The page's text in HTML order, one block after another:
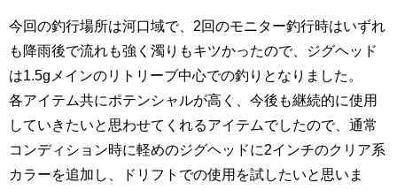
今回の釣行場所は河口域で、2回のモニター釣行時はいずれ
も降雨後で流れも強く濁りもキツかったので、ジグヘッド
は1.5gメインのリトリーブ中心での釣りとなりました。
各アイテム共にポテンシャルが高く、今後も継続的に使用
していきたいと思わせてくれるアイテムでしたので、通常
コンディション時に軽めのジグヘッドに2インチのクリア系
カラーを追加し、ドリフトでの使用を試したいと思いま